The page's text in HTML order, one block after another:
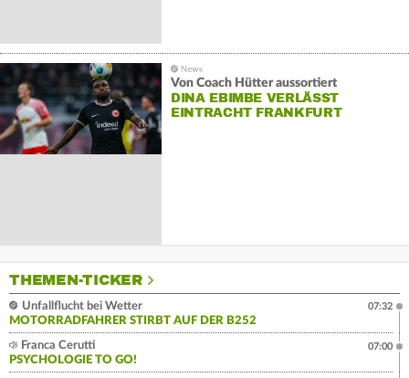
Von Coach Hütter aussortiert
DINA EBIMBE VERLÄSST
EINTRACHT FRANKFURT
THEMEN-TICKER
Unfallflucht bei Wetter
MOTORRADFAHRER STIRBT AUF DER B252
07:32
Franca Cerutti
PSYCHOLOGIE TO GO!
07:00